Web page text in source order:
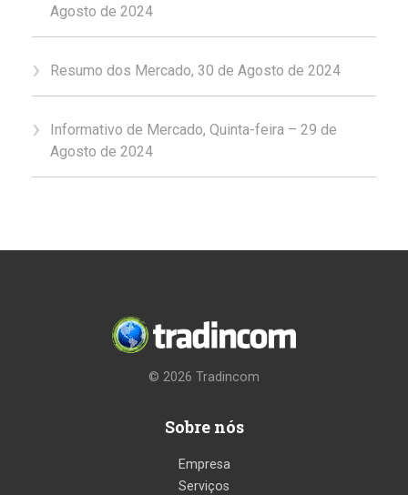
Agosto de 2024
Resumo dos Mercado, 30 de Agosto de 2024
Informativo de Mercado, Quinta-feira – 29 de
Agosto de 2024
© 2026 Tradincom
Sobre nós
Empresa
Serviços